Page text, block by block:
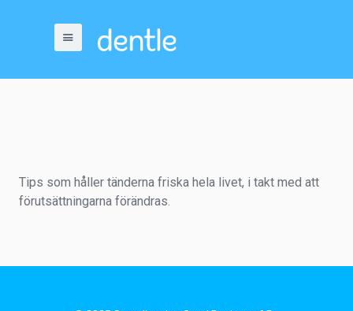
Tips som håller tänderna friska hela livet, i takt med att
förutsättningarna förändras.